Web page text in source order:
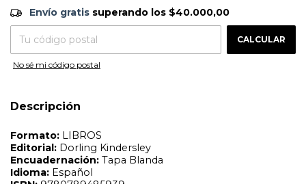
Envío gratis $40.000,00
Entregas para el CP: CAMBIAR CP
Envío gratis superando los $40.000,00
CALCULAR
No sé mi código postal
Descripción
ISBN:9780789485939
Fecha Publicación:
05/2025
Sinópsis